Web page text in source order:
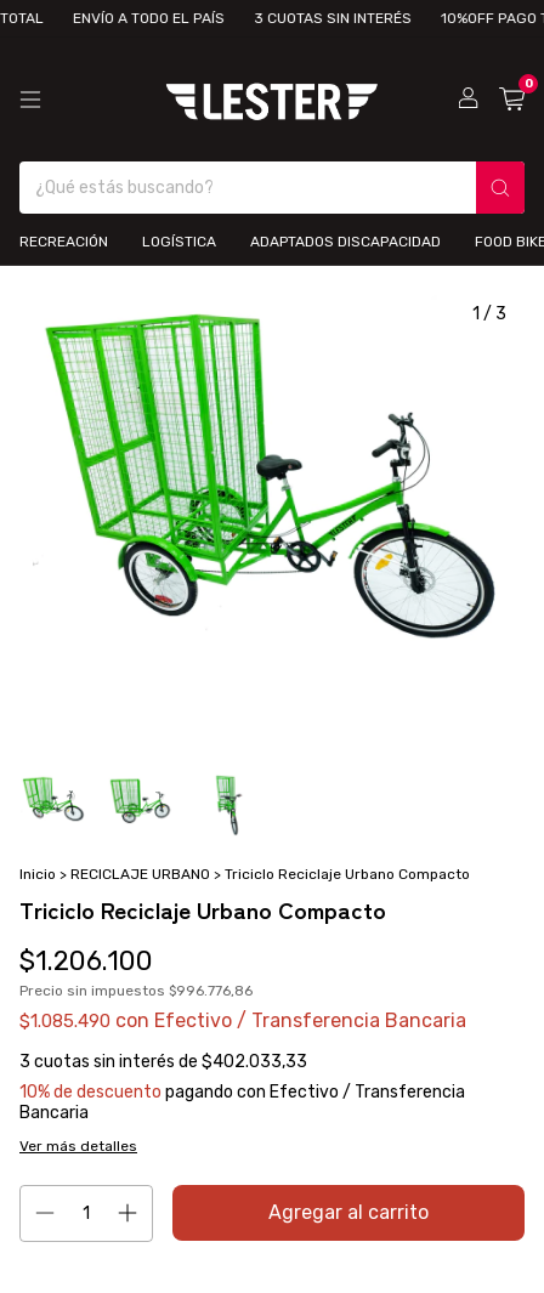
ENVÍO A TODO EL PAÍS 3 CUOTAS SIN INTERÉS 10%OFF PAGO TOTAL
0
RECREACIÓN LOGÍSTICA ADAPTADOS DISCAPACIDAD FOOD
1 / 3
Inicio > RECICLAJE URBANO > Triciclo Reciclaje Urbano Compacto
Triciclo Reciclaje Urbano Compacto
$1.206.100
Precio sin impuestos $996.776,86
$1.085.490 con Efectivo / Transferencia Bancaria
3 cuotas sin interés de $402.033,33
10% de descuento pagando con Efectivo / Transferencia
Bancaria
Ver más detalles